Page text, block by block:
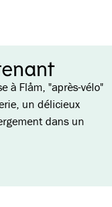
à Flåm, "après-vélo"
un délicieux
dans un